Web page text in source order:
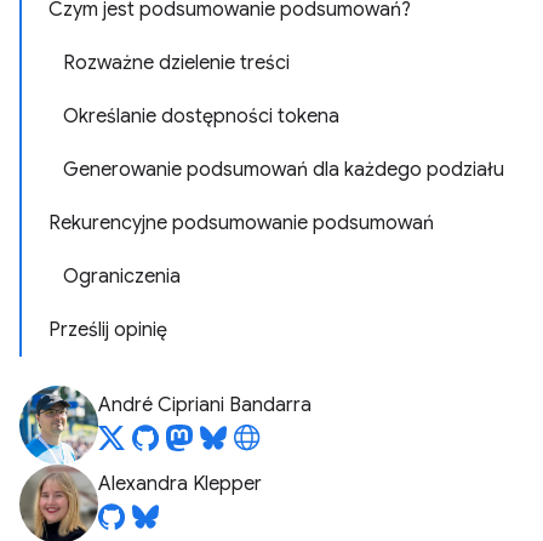
Czym jest podsumowanie podsumowań?
Rozważne dzielenie treści
Określanie dostępności tokena
Generowanie podsumowań dla każdego podziału
Rekurencyjne podsumowanie podsumowań
Ograniczenia
Prześlij opinię
André Cipriani Bandarra
Alexandra Klepper